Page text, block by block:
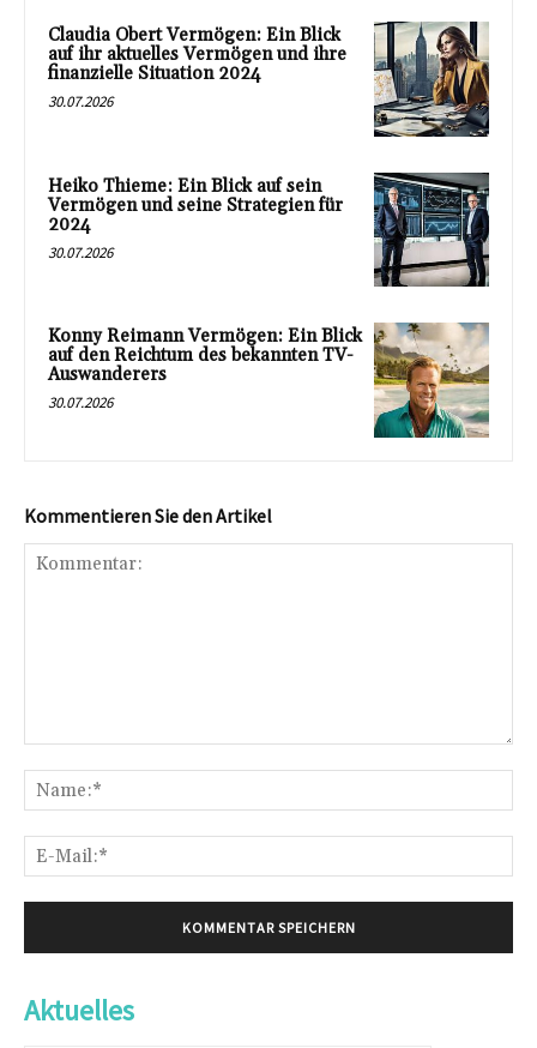
Claudia Obert Vermögen: Ein Blick
auf ihr aktuelles Vermögen und ihre
finanzielle Situation 2024
30.07.2026
Heiko Thieme: Ein Blick auf sein
Vermögen und seine Strategien für
2024
30.07.2026
Konny Reimann Vermögen: Ein Blick
auf den Reichtum des bekannten TV-
Auswanderers
30.07.2026
Kommentieren Sie den Artikel
Aktuelles